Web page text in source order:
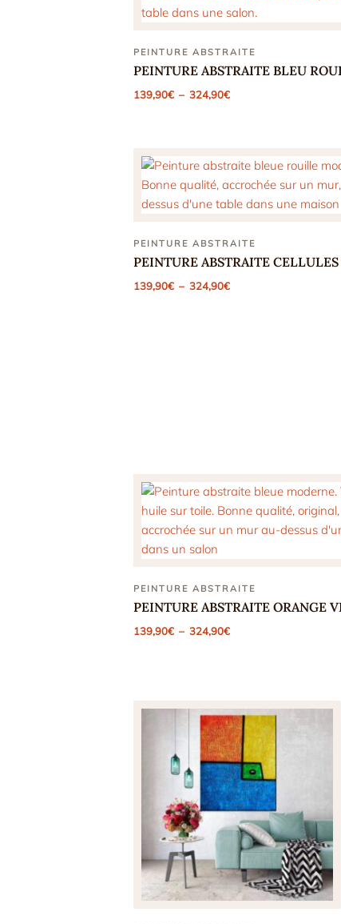
PEINTURE ABSTRAITE
PEINTURE ABSTRAITE BLEU
139,90€ – 324,90€Plage
PEINTURE ABSTRAITE
PEINTURE ABSTRAITE
139,90€ – 324,90€Plage
PEINTURE ABSTRAITE
PEINTURE ABSTRAITE ORANGE
139,90€ – 324,90€Plage